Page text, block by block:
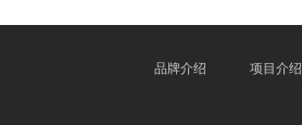
品牌介绍 项目介绍